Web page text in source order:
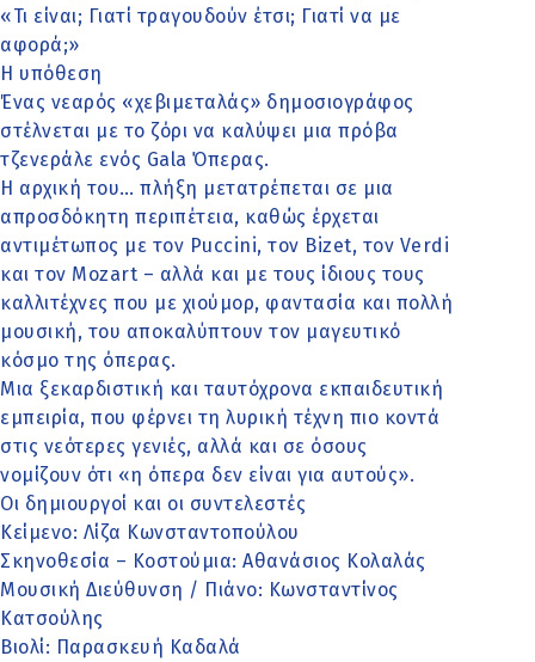
«Τι είναι; Γιατί τραγουδούν έτσι; Γιατί να με
αφορά;»
Η υπόθεση
Ένας νεαρός «χεβιμεταλάς» δημοσιογράφος
στέλνεται με το ζόρι να καλύψει μια πρόβα
τζενεράλε ενός Gala Όπερας.
Η αρχική του… πλήξη μετατρέπεται σε μια
απροσδόκητη περιπέτεια, καθώς έρχεται
αντιμέτωπος με τον Puccini, τον Bizet, τον Verdi
και τον Mozart – αλλά και με τους ίδιους τους
καλλιτέχνες που με χιούμορ, φαντασία και πολλή
μουσική, του αποκαλύπτουν τον μαγευτικό
κόσμο της όπερας.
Μια ξεκαρδιστική και ταυτόχρονα εκπαιδευτική
εμπειρία, που φέρνει τη λυρική τέχνη πιο κοντά
στις νεότερες γενιές, αλλά και σε όσους
νομίζουν ότι «η όπερα δεν είναι για αυτούς».
Οι δημιουργοί και οι συντελεστές
Κείμενο: Λίζα Κωνσταντοπούλου
Σκηνοθεσία – Κοστούμια: Αθανάσιος Κολαλάς
Μουσική Διεύθυνση / Πιάνο: Κωνσταντίνος
Κατσούλης
Βιολί: Παρασκευή Καδαλά